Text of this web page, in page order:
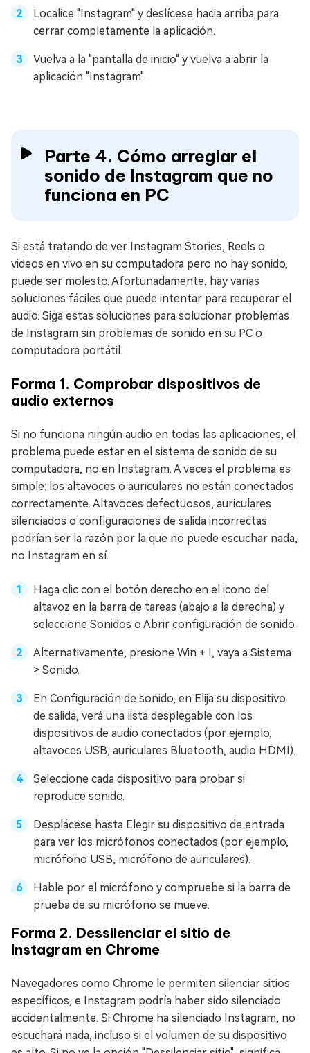
Localice "Instagram" y deslícese hacia arriba para
cerrar completamente la aplicación.
Vuelva a la "pantalla de inicio" y vuelva a abrir la
aplicación "Instagram".
Parte 4. Cómo arreglar el
sonido de Instagram que no
funciona en PC
Si está tratando de ver Instagram Stories, Reels o
videos en vivo en su computadora pero no hay sonido,
puede ser molesto. Afortunadamente, hay varias
soluciones fáciles que puede intentar para recuperar el
audio. Siga estas soluciones para solucionar problemas
de Instagram sin problemas de sonido en su PC o
computadora portátil.
Forma 1. Comprobar dispositivos de
audio externos
Si no funciona ningún audio en todas las aplicaciones, el
problema puede estar en el sistema de sonido de su
computadora, no en Instagram. A veces el problema es
simple: los altavoces o auriculares no están conectados
correctamente. Altavoces defectuosos, auriculares
silenciados o configuraciones de salida incorrectas
podrían ser la razón por la que no puede escuchar nada,
no Instagram en sí.
Haga clic con el botón derecho en el icono del
altavoz en la barra de tareas (abajo a la derecha) y
seleccione Sonidos o Abrir configuración de sonido.
Alternativamente, presione Win + I, vaya a Sistema
> Sonido.
En Configuración de sonido, en Elija su dispositivo
de salida, verá una lista desplegable con los
dispositivos de audio conectados (por ejemplo,
altavoces USB, auriculares Bluetooth, audio HDMI).
Seleccione cada dispositivo para probar si
reproduce sonido.
Desplácese hasta Elegir su dispositivo de entrada
para ver los micrófonos conectados (por ejemplo,
micrófono USB, micrófono de auriculares).
Hable por el micrófono y compruebe si la barra de
prueba de su micrófono se mueve.
Forma 2. Dessilenciar el sitio de
Instagram en Chrome
Navegadores como Chrome le permiten silenciar sitios
específicos, e Instagram podría haber sido silenciado
accidentalmente. Si Chrome ha silenciado Instagram, no
escuchará nada, incluso si el volumen de su dispositivo